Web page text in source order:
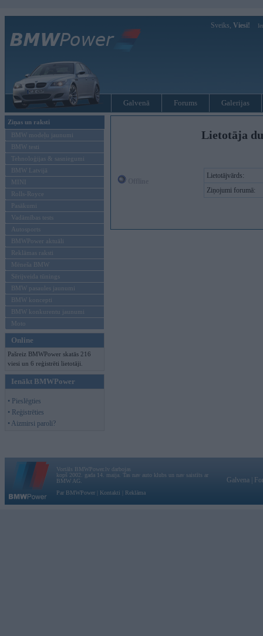
Sveiks, Viesi!
Galvenā Forums Galerijas
Ziņas un raksti
BMW modeļu jaunumi
BMW testi
Tehnoloģijas & sasniegumi
BMW Latvijā
MINI
Rolls-Royce
Pasākumi
Vadāmības tests
Autosports
BMWPower aktuāli
Reklāmas raksti
Mēneša BMW
Sērijveida tūnings
BMW pasaules jaunumi
BMW koncepti
BMW konkurentu jaunumi
Moto
Online
Pašreiz BMWPower skatās 216
viesi un 6 reģistrēti lietotāji.
Ienākt BMWPower
• Pieslēgties
• Reģistrēties
• Aizmirsi paroli?
Lietotāja
Lietotājvārds:
Ziņojumi forumā:
Vortāls BMWPower.lv darbojas
kopš 2002. gada 14. maija. Tas nav auto klubs un nav saistīts ar
BMW AG.
Par BMWPower
Kontakti Reklāma
Galvena